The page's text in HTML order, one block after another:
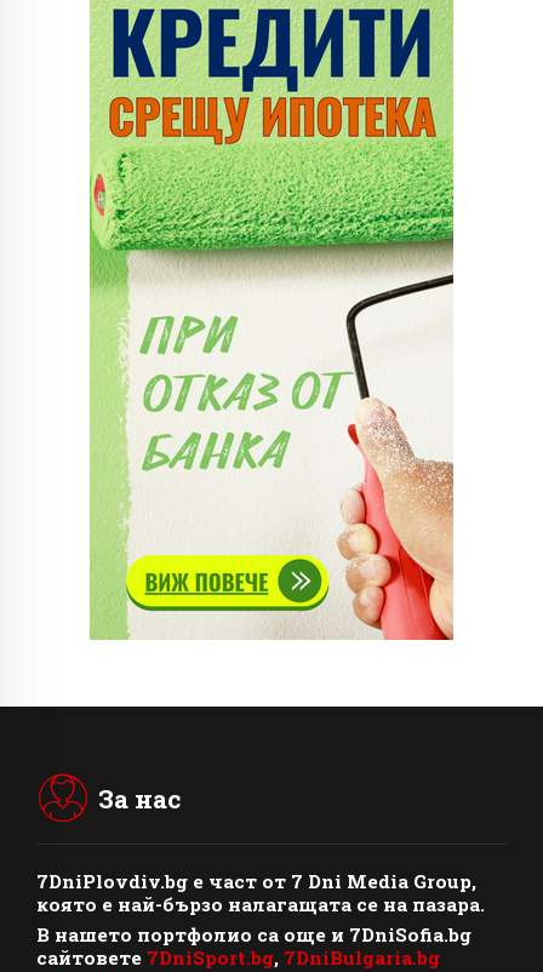
За нас
7DniPlovdiv.bg e част от 7 Dni Media Group,
която е най-бързо налагащата се на пазара.
В нашето портфолио са още и 7DniSofia.bg
сайтовете 7DniSport.bg, 7DniBulgaria.bg